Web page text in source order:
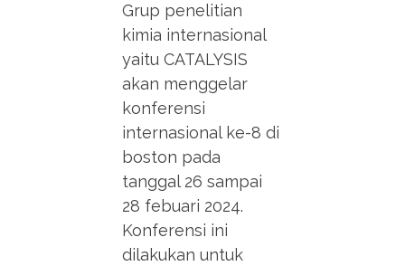
Grup penelitian
kimia internasional
yaitu CATALYSIS
akan menggelar
konferensi
internasional ke-8 di
boston pada
tanggal 26 sampai
28 febuari 2024.
Konferensi ini
dilakukan untuk